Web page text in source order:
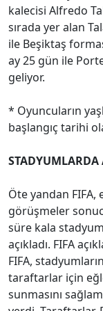
kalecisi Alfredo
sırada yer alan
ile Beşiktaş
ay 25 gün ile
geliyor.
* Oyuncuların
başlangıç tarihi
Öte yandan FIFA,
görüşmeler
süre kala
açıkladı. FIFA
FIFA,
taraftarlar için
sunmasını